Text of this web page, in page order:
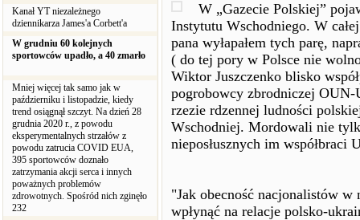
Kanał YT niezależnego
dziennikarza James'a Corbett'a
W grudniu 60 kolejnych
sportowców upadło, a 40 zmarło
Mniej więcej tak samo jak w
październiku i listopadzie, kiedy
trend osiągnął szczyt. Na dzień 28
grudnia 2020 r., z powodu
eksperymentalnych strzałów z
powodu zatrucia COVID EUA,
395 sportowców doznało
zatrzymania akcji serca i innych
poważnych problemów
zdrowotnych. Spośród nich zginęło
232
W „Gazecie Polskiej”
Instytutu Wschodniego. W
pana wyłapałem tych parę,
( do tej pory w Polsce nie
Wiktor Juszczenko blisko
pogrobowcy zbrodniczej
rzezie rdzennej ludności
Wschodniej. Mordowali nie
nieposłusznych im współbraci
"Jak obecność nacjonalistów
wpłynąć na relacje polsko-